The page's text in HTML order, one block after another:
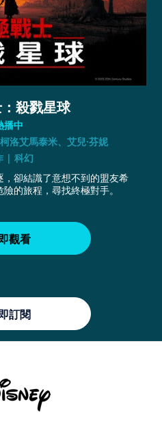
殺戮星球
播中
洛艾馬泰米、艾兒·芬妮
| 科幻
卻結識了意想不到的盟友希
的旅程，尋找終極對手。
觀看
訂閱